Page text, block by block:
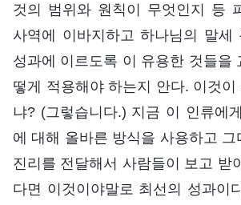
것의 범위와 원칙이 무엇인지 등
사역에 이바지하고 하나님의 말세
성과에 이르도록 이 유용한 것들을
떻게 적용해야 하는지 안다. 이것이
냐? (그렇습니다.) 지금 이 인류에
에 대해 올바른 방식을 사용하고 그
진리를 전달해서 사람들이 보고 받
다면 이것이야말로 최선의 성과이